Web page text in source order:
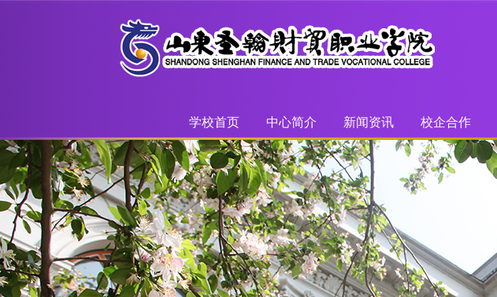
学校首页 中心简介 新闻资讯 校企合作